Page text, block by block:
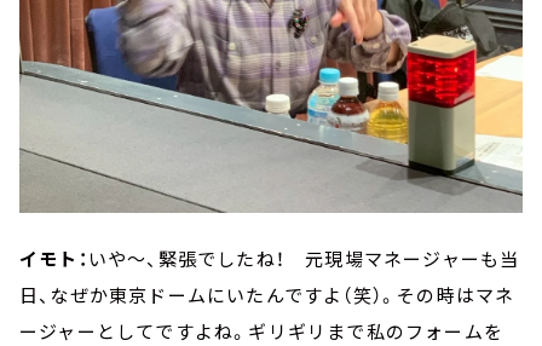
イモト： いや～、緊張でしたね！ 元現場マネージャーも当
日、なぜか東京ドームにいたんですよ（笑）。その時はマネ
ージャーとしてですよね。ギリギリまで私のフォームを